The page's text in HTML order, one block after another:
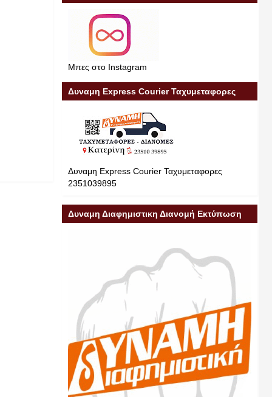
Μπες στο Instagram
Δυναμη Express Courier Ταχυμεταφορες
Δυναμη Express Courier Ταχυμεταφορες
2351039895
Δυναμη Διαφημιστικη Διανομή Εκτύπωση